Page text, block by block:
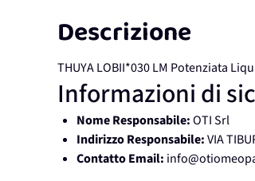
Descrizione
THUYA LOBII*030 LM Potenziata
Informazioni di
Nome Responsabile:OTI Srl
Indirizzo Responsabile:VIA
Contatto Email: